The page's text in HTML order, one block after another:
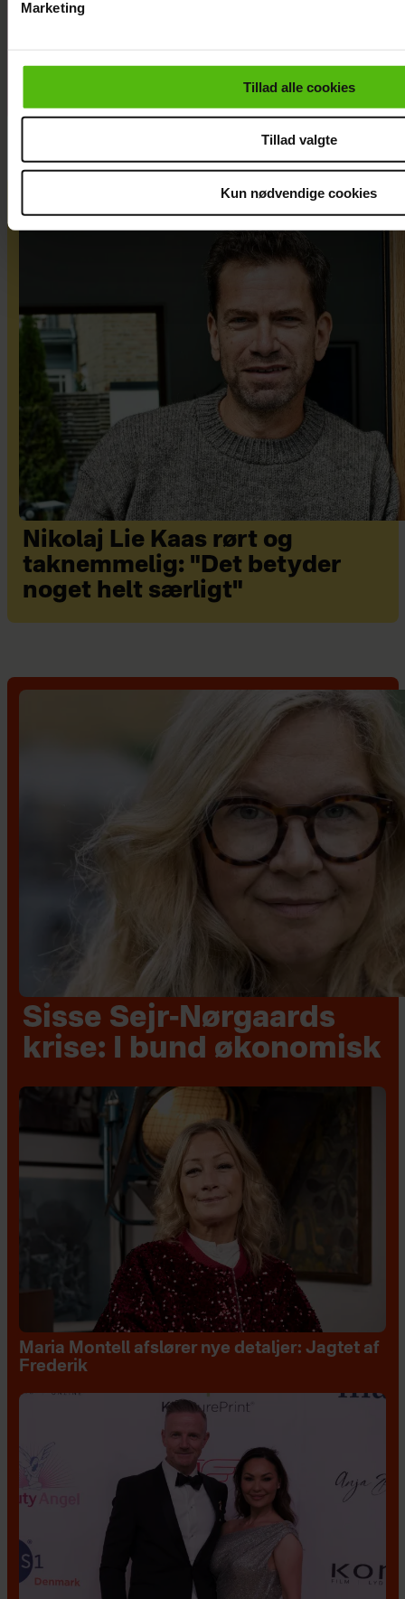
cookiepolitik.
Marketing
Tillad alle cookies
Tillad valgte
Kun nødvendige cookies
Nikolaj Lie Kaas rørt og
taknemmelig: "Det betyder
noget helt særligt"
Sisse Sejr-Nørgaards
krise: I bund økonomisk
Maria Montell afslører nye detaljer: Jagtet af
Frederik